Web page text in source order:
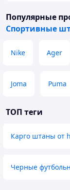
Популярные
Спортивные
Nike Ager
Joma Puma
ТОП теги
Карго штаны от
Черные